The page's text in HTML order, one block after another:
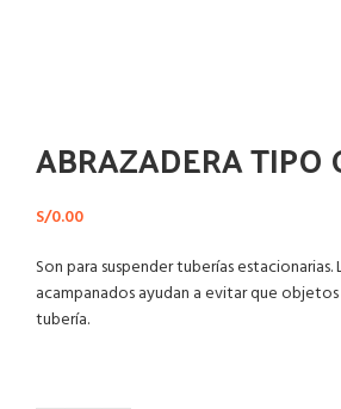
ABRAZADERA TIPO
S/0.00
Son para suspender tuberías estacionarias.
acampanados ayudan a evitar que
tubería.